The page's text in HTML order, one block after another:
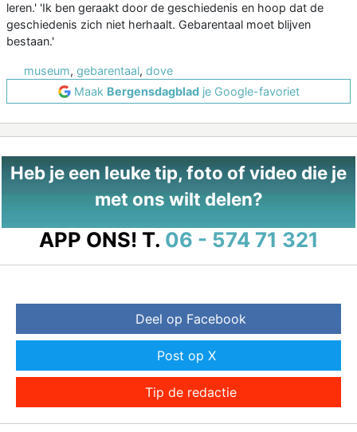
leren.' 'Ik ben geraakt door de geschiedenis en hoop dat de
geschiedenis zich niet herhaalt. Gebarentaal moet blijven
bestaan.'
museum, gebarentaal, dove
Maak Bergensdagbladje Google-favoriet
Heb je een leuke tip, foto of video die je
met ons wilt delen?
APP ONS! T. 06 - 574 71 321
Deel op Facebook
Post op X
Tip de redactie